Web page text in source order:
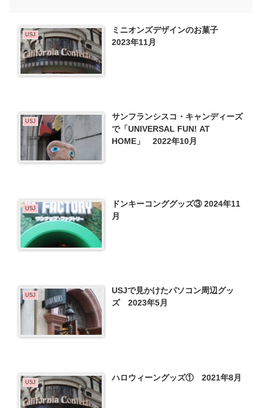
USJ
ミニオンズデザインのお菓子
2023年11月
USJ
サンフランシスコ・キャンディーズ
で「UNIVERSAL FUN! AT
HOME」 2022年10月
USJ
ドンキーコンググッズ③ 2024年11
月
USJ
USJで見かけたパソコン周辺グッ
ズ 2023年5月
USJ ハロウィーングッズ① 2021年8月